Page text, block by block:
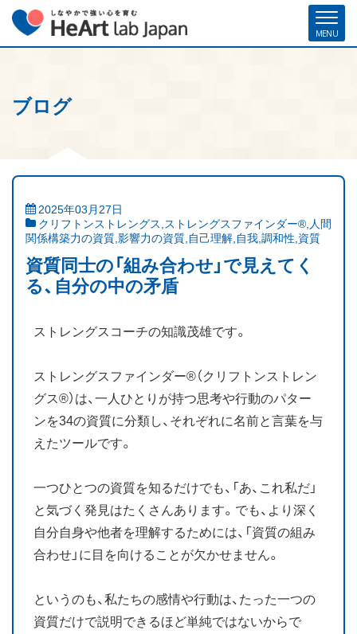
ホーム
クリフトンストレングス®（ストレングスファインダー®）
ストレングスコーチング／セミナー
研修・人材育成／組織開発支援
お知らせ
ブログ
ブログ
2025年03月27日
クリフトンストレングス,ストレングスファインダー®,人間
関係構築力の資質,影響力の資質,自己理解,自我,調和性,資質
資質同士の「組み合わせ」で見えてく
る、自分の中の矛盾
ストレングスコーチの知識茂雄です。
ストレングスファインダー®（クリフトンストレン
グス®）は、一人ひとりが持つ思考や行動のパター
ンを34の資質に分類し、それぞれに名前と言葉を与
えたツールです。
一つひとつの資質を知るだけでも、「あ、これ私だ」
と気づく発見はたくさんあります。でも、より深く
自分自身や他者を理解するためには、「資質の組み
合わせ」に目を向けることが欠かせません。
というのも、私たちの感情や行動は、たった一つの
資質だけで説明できるほど単純ではないからで